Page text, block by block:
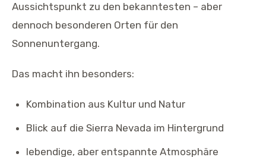
Aussichtspunkt zu den bekanntesten – aber
dennoch besonderen Orten für den
Sonnenuntergang.
Das macht ihn besonders:
Kombination aus Kultur und Natur
Blick auf die Sierra Nevada im Hintergrund
lebendige, aber entspannte Atmosphäre